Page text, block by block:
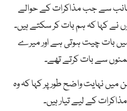
سے جب مذاکرات کے حوالے
نے کہا کہ ہم بات کر سکتے ہیں۔
میں بات چیت ہوتی ہے اور میرے
سے بات کرتے تھے۔
نہایت واضح طور پر کہا کہ وہ
کے لیے تیار ہیں۔